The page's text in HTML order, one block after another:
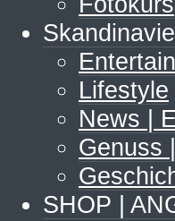
Lifestyle
News |
Genuss
SHOP |